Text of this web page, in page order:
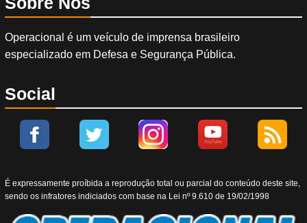
Operacional é um veículo de imprensa brasileiro
especializado em Defesa e Segurança Pública.
Social
É expressamente proíbida a reprodução total ou parcial do conteúdo deste site,
sendo os infratores indiciados com base na Lei nº 9.610 de 19/02/1998